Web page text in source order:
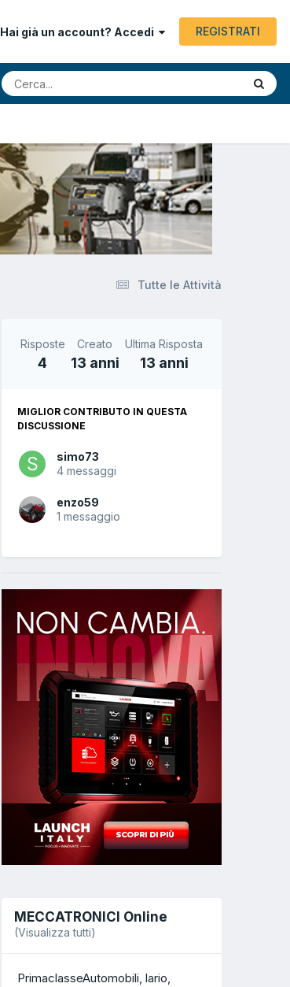
Hai già un account? Accedi REGISTRATI
Tutte le Attività
Risposte
4
Creato
13 anni
Ultima Risposta
13 anni
MIGLIOR CONTRIBUTO IN QUESTA
DISCUSSIONE
simo73
4 messaggi
enzo59
1 messaggio
MECCATRONICI Online
(Visualizza tutti)
PrimaclasseAutomobili lario